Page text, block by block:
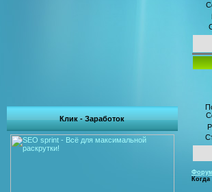
Клик - Заработок
Форум